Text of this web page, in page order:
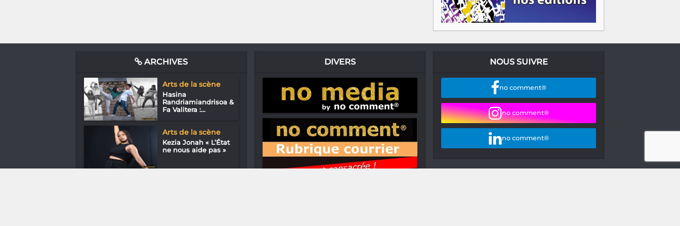
ARCHIVES
Arts de la scène
Hasina
Randriamiandrisoa &
Fa Valitera :...
Arts de la scène
Kezia Jonah « L’État
ne nous aide pas »
DIVERS NOUS SUIVRE
no comment®
no comment®
no comment®